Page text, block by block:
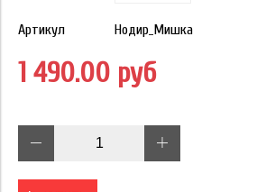
Артикул Нодир_Мишка
1 490.00 руб